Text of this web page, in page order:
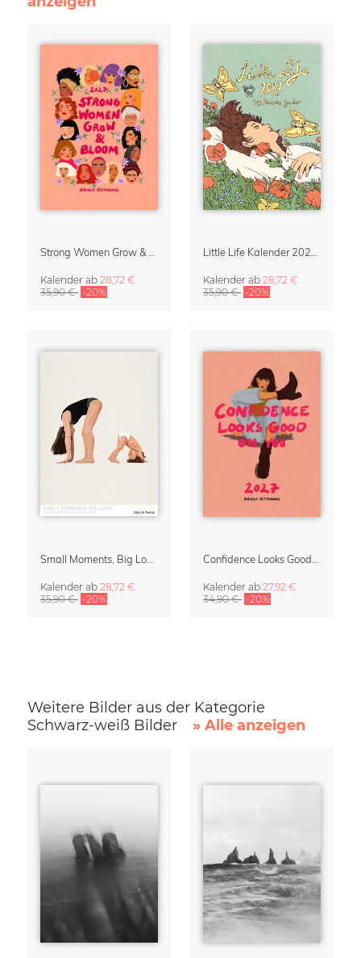
Strong Women Grow & Bloom Kalender 2027
Kalender ab 28,72 €
35,90 € -20%
Little Life Kalender 2027 von Simone Goder
Kalender ab 28,72 €
35,90 € -20%
Small Moments, Big Love – Mutterschaftskalender von Giselle Dekel
Kalender ab 28,72 €
35,90 € -20%
Confidence Looks Good On You Kalender 2027
Kalender ab 27,92 €
34,90 € -20%
Weitere Bilder aus der Kategorie
Schwarz-weiß Bilder
» Alle anzeigen